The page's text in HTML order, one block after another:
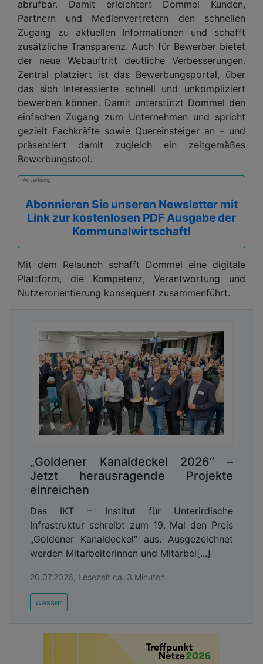
abrufbar. Damit erleichtert Dommel Kunden,
Partnern und Medienvertretern den schnellen
Zugang zu aktuellen Informationen und schafft
zusätzliche Transparenz. Auch für Bewerber bietet
der neue Webauftritt deutliche Verbesserungen.
Zentral platziert ist das Bewerbungsportal, über
das sich Interessierte schnell und unkompliziert
bewerben können. Damit unterstützt Dommel den
einfachen Zugang zum Unternehmen und spricht
gezielt Fachkräfte sowie Quereinsteiger an – und
präsentiert damit zugleich ein zeitgemäßes
Bewerbungstool.
Advertising
Abonnieren Sie unseren Newsletter mit
Link zur kostenlosen PDF Ausgabe der
Kommunalwirtschaft!
Mit dem Relaunch schafft Dommel eine digitale
Plattform, die Kompetenz, Verantwortung und
Nutzerorientierung konsequent zusammenführt.
„Goldener Kanaldeckel 2026“ –
Jetzt herausragende Projekte
einreichen
Das IKT – Institut für Unterirdische
Infrastruktur schreibt zum 19. Mal den Preis
„Goldener Kanaldeckel“ aus. Ausgezeichnet
werden Mitarbeiterinnen und Mitarbei[...]
20.07.2026, Lesezeit ca. 3 Minuten
wasser